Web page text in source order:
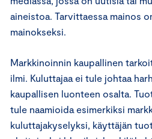
aineistoa. Tarvittaessa mainos
mainokseksi.
Markkinoinnin kaupallinen
ilmi. Kuluttajaa ei tule johtaa
kaupallisen luonteen osalta.
tule naamioida esimerkiksi
kuluttajakyselyksi, käyttäjän